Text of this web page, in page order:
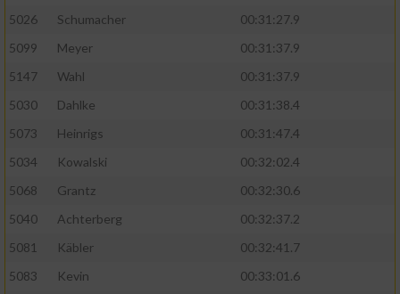
5026
Schumacher
00:31:27.9
5099
Meyer
00:31:37.9
5147
Wahl
00:31:37.9
5030
Dahlke
00:31:38.4
5073
Heinrigs
00:31:47.4
5034
Kowalski
00:32:02.4
5068
Grantz
00:32:30.6
5040
Achterberg
00:32:37.2
5081
Käbler
00:32:41.7
5083
Kevin
00:33:01.6